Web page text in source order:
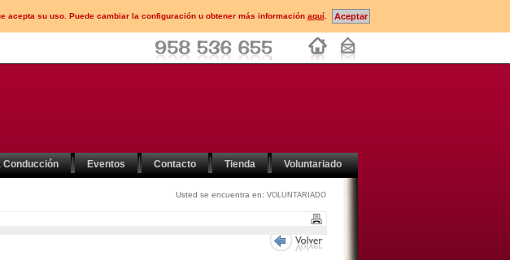
su uso. Puede cambiar la configuración u obtener más información aquí.
Conducción Eventos Contacto Tienda Voluntariado
Usted se encuentra en: VOLUNTARIADO